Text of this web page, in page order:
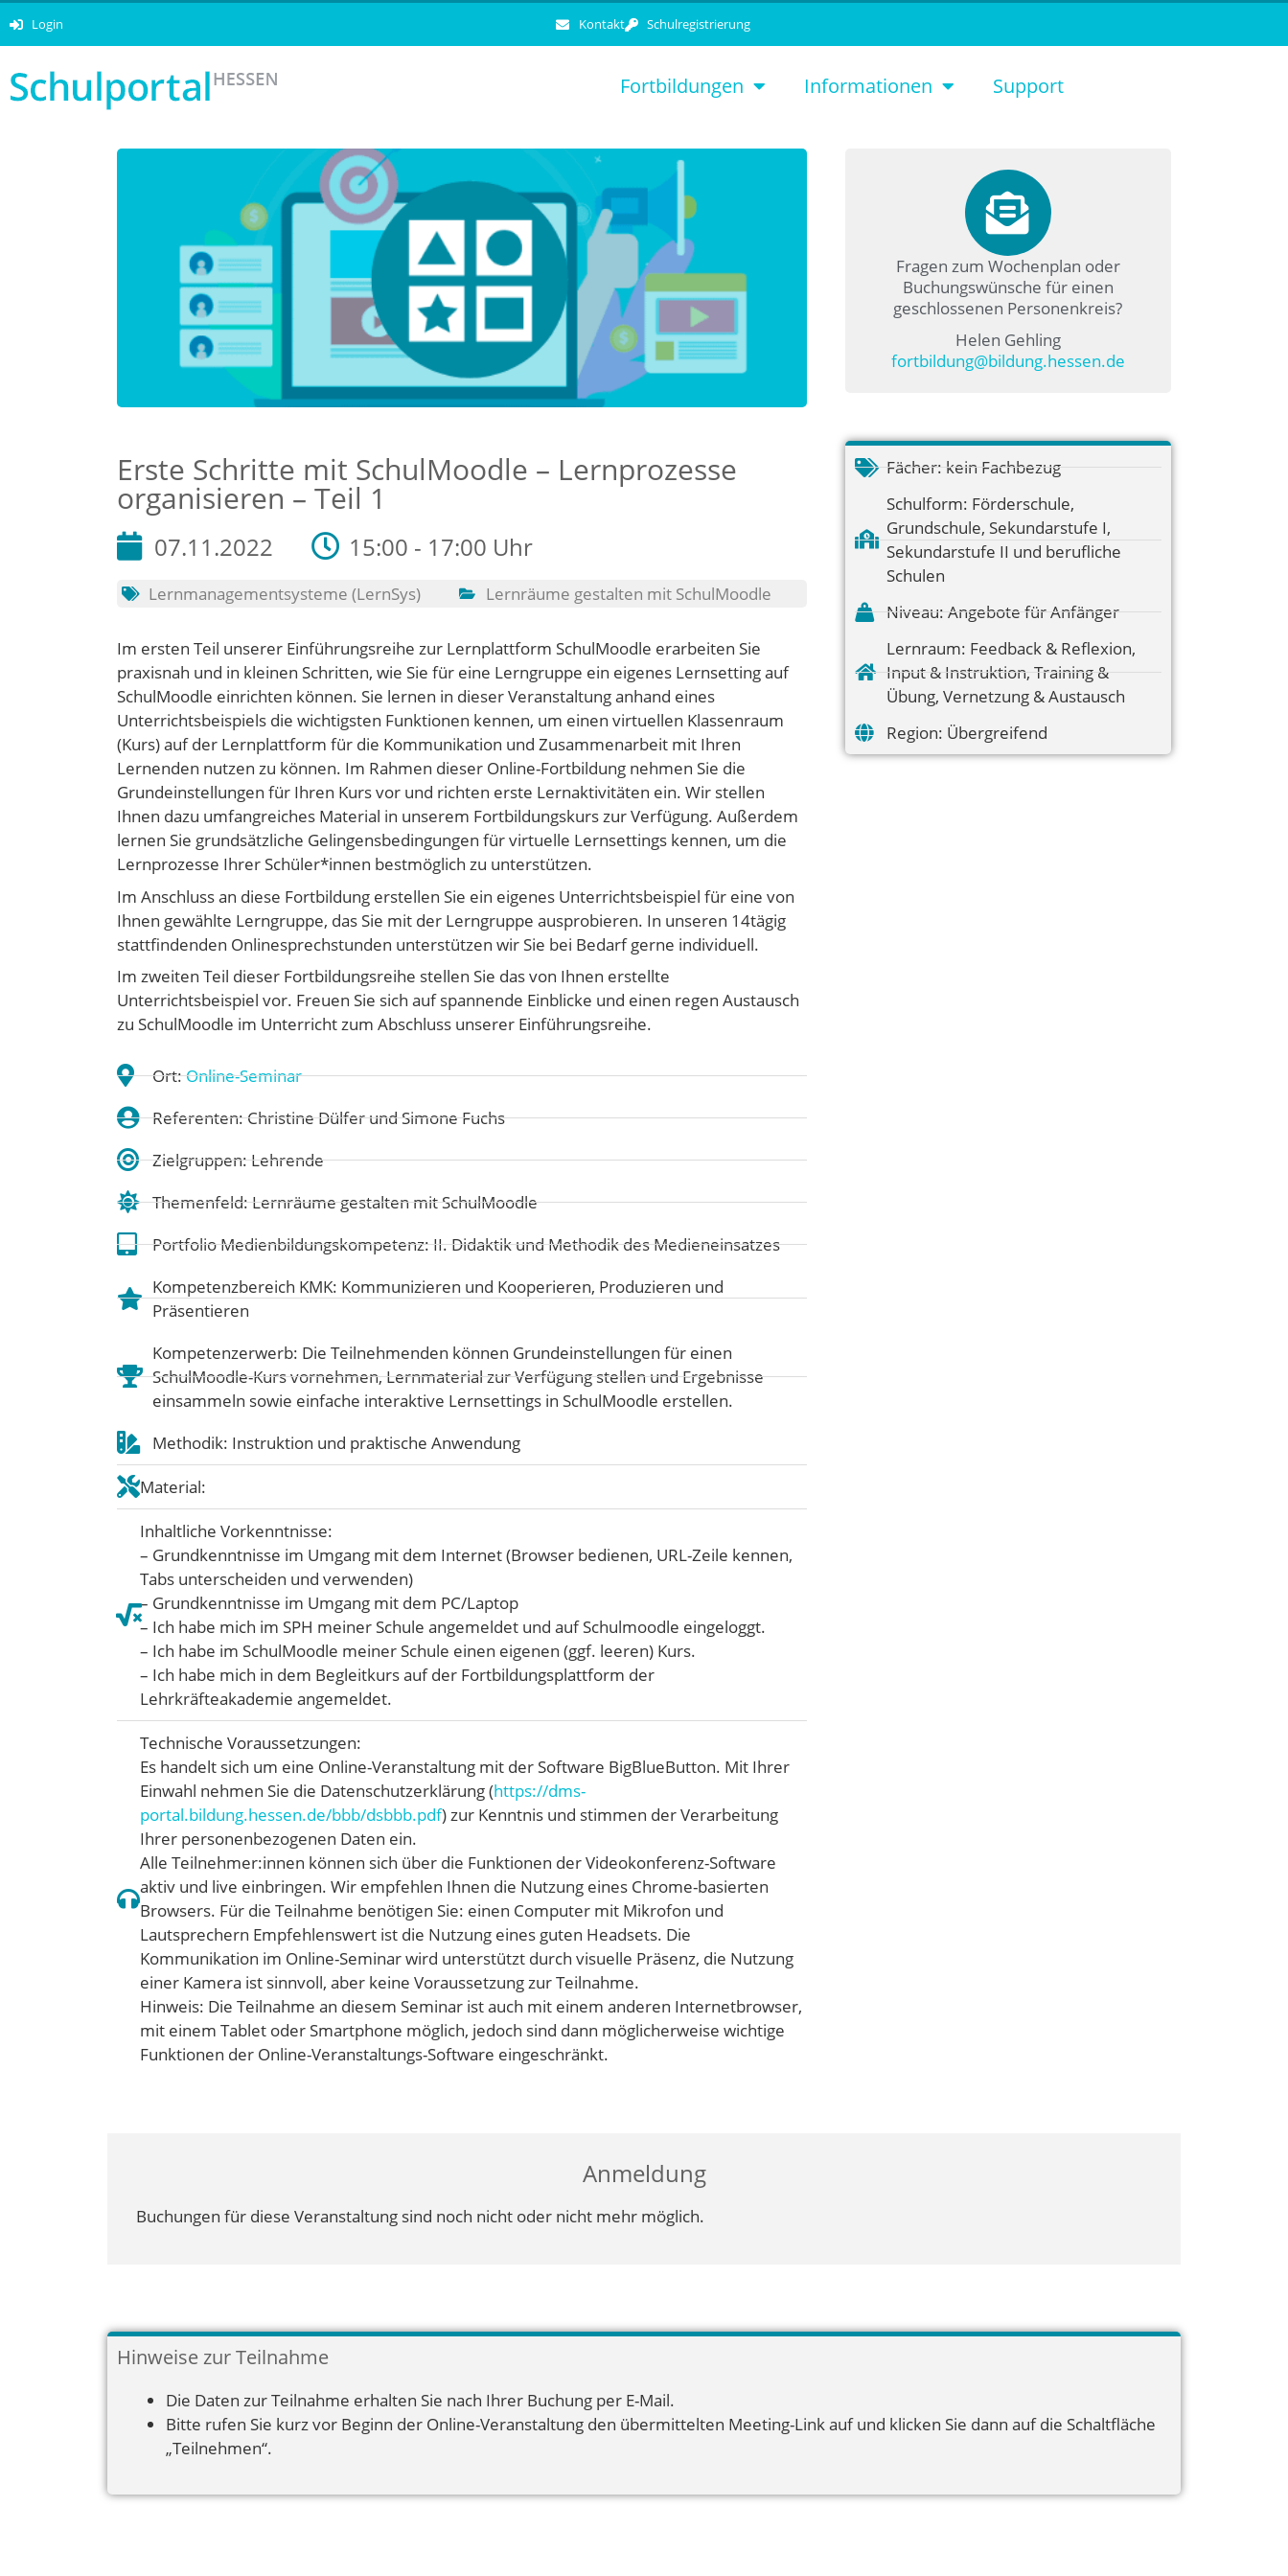
Login Kontakt Schulregistrierung
Fortbildungen Informationen Support
Erste Schritte mit SchulMoodle – Lernprozesse
organisieren – Teil 1
07.11.2022 15:00 - 17:00 Uhr
Lernmanagementsysteme (LernSys) Lernräume gestalten mit SchulMoodle
Im ersten Teil unserer Einführungsreihe zur Lernplattform SchulMoodle erarbeiten Sie
praxisnah und in kleinen Schritten, wie Sie für eine Lerngruppe ein eigenes Lernsetting auf
SchulMoodle einrichten können. Sie lernen in dieser Veranstaltung anhand eines
Unterrichtsbeispiels die wichtigsten Funktionen kennen, um einen virtuellen Klassenraum
(Kurs) auf der Lernplattform für die Kommunikation und Zusammenarbeit mit Ihren
Lernenden nutzen zu können. Im Rahmen dieser Online-Fortbildung nehmen Sie die
Grundeinstellungen für Ihren Kurs vor und richten erste Lernaktivitäten ein. Wir stellen
Ihnen dazu umfangreiches Material in unserem Fortbildungskurs zur Verfügung. Außerdem
lernen Sie grundsätzliche Gelingensbedingungen für virtuelle Lernsettings kennen, um die
Lernprozesse Ihrer Schüler*innen bestmöglich zu unterstützen.
Im Anschluss an diese Fortbildung erstellen Sie ein eigenes Unterrichtsbeispiel für eine von
Ihnen gewählte Lerngruppe, das Sie mit der Lerngruppe ausprobieren. In unseren 14tägig
stattfindenden Onlinesprechstunden unterstützen wir Sie bei Bedarf gerne individuell.
Im zweiten Teil dieser Fortbildungsreihe stellen Sie das von Ihnen erstellte
Unterrichtsbeispiel vor. Freuen Sie sich auf spannende Einblicke und einen regen Austausch
zu SchulMoodle im Unterricht zum Abschluss unserer Einführungsreihe.
Ort:Online-Seminar
Referenten: Christine Dülfer und Simone Fuchs
Zielgruppen: Lehrende
Themenfeld:Lernräume gestalten mit SchulMoodle
Portfolio Medienbildungskompetenz:II. Didaktik und Methodik des Medieneinsatzes
Kompetenzbereich KMK: Kommunizieren und Kooperieren, Produzieren und
Präsentieren
Kompetenzerwerb: Die Teilnehmenden können Grundeinstellungen für einen
SchulMoodle-Kurs vornehmen, Lernmaterial zur Verfügung stellen und Ergebnisse
einsammeln sowie einfache interaktive Lernsettings in SchulMoodle erstellen.
Methodik: Instruktion und praktische Anwendung
Material:
Inhaltliche Vorkenntnisse:
– Grundkenntnisse im Umgang mit dem Internet (Browser bedienen, URL-Zeile kennen,
Tabs unterscheiden und verwenden)
– Grundkenntnisse im Umgang mit dem PC/Laptop
– Ich habe mich im SPH meiner Schule angemeldet und auf Schulmoodle eingeloggt.
– Ich habe im SchulMoodle meiner Schule einen eigenen (ggf. leeren) Kurs.
– Ich habe mich in dem Begleitkurs auf der Fortbildungsplattform der
Lehrkräfteakademie angemeldet.
Technische Voraussetzungen:
Es handelt sich um eine Online-Veranstaltung mit der Software BigBlueButton. Mit Ihrer
Einwahl nehmen Sie die Datenschutzerklärung (https://dms-
portal.bildung.hessen.de/bbb/dsbbb.pdf) zur Kenntnis und stimmen der Verarbeitung
Ihrer personenbezogenen Daten ein.
Alle Teilnehmer:innen können sich über die Funktionen der Videokonferenz-Software
aktiv und live einbringen. Wir empfehlen Ihnen die Nutzung eines Chrome-basierten
Browsers. Für die Teilnahme benötigen Sie: einen Computer mit Mikrofon und
Lautsprechern Empfehlenswert ist die Nutzung eines guten Headsets. Die
Kommunikation im Online-Seminar wird unterstützt durch visuelle Präsenz, die Nutzung
einer Kamera ist sinnvoll, aber keine Voraussetzung zur Teilnahme.
Hinweis: Die Teilnahme an diesem Seminar ist auch mit einem anderen Internetbrowser,
mit einem Tablet oder Smartphone möglich, jedoch sind dann möglicherweise wichtige
Funktionen der Online-Veranstaltungs-Software eingeschränkt.
Fragen zum Wochenplan oder
Buchungswünsche für einen
geschlossenen Personenkreis?
Helen Gehling
fortbildung@bildung.hessen.de
Fächer: kein Fachbezug
Schulform: Förderschule,
Grundschule, Sekundarstufe I,
Sekundarstufe II und berufliche
Schulen
Niveau: Angebote für Anfänger
Lernraum: Feedback & Reflexion,
Input & Instruktion, Training &
Übung, Vernetzung & Austausch
Region: Übergreifend
Anmeldung
Buchungen für diese Veranstaltung sind noch nicht oder nicht mehr möglich.
Hinweise zur Teilnahme
Die Daten zur Teilnahme erhalten Sie nach Ihrer Buchung per E-Mail.
Bitte rufen Sie kurz vor Beginn der Online-Veranstaltung den übermittelten Meeting-Link auf und klicken Sie dann auf die Schaltfläche
„Teilnehmen“.